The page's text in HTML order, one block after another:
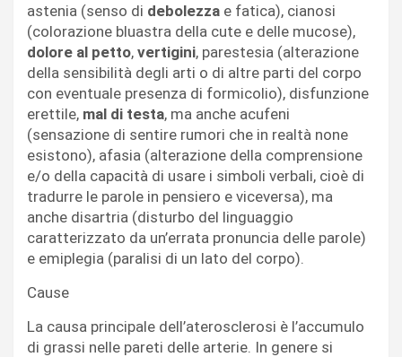
astenia (senso di debolezza e fatica), cianosi
(colorazione bluastra della cute e delle mucose),
dolore al petto, vertigini, parestesia (alterazione
della sensibilità degli arti o di altre parti del corpo
con eventuale presenza di formicolio), disfunzione
erettile, mal di testa, ma anche acufeni
(sensazione di sentire rumori che in realtà none
esistono), afasia (alterazione della comprensione
e/o della capacità di usare i simboli verbali, cioè di
tradurre le parole in pensiero e viceversa), ma
anche disartria (disturbo del linguaggio
caratterizzato da un’errata pronuncia delle parole)
e emiplegia (paralisi di un lato del corpo).
Cause
La causa principale dell’aterosclerosi è l’accumulo
di grassi nelle pareti delle arterie. In genere si